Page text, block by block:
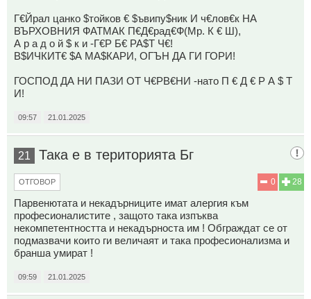
Г€Йрал цанко $тойков € $ъвипу$ник И ч€лов€к НА
ВЪРХОВНИЯ ФАТМАК П€Д€рад€Ф(Мр. К € Ш),
А р а д о й $ к и -Г€Р Б€ РА$Т Ч€!
В$ИЧКИТ€ $А МА$КАРИ, ОГЪН ДА ГИ ГОРИ!
ГОСПОД ДА НИ ПАЗИ ОТ Ч€РВ€НИ -нато П € Д € Р А $ Т
И!
09:57 21.01.2025
21 Така е в територията Бг
28
0
ОТГОВОР
Парвенютата и некадърниците имат алергия към
професионалистите , защото така изпъква
некомпетентността и некадърноста им ! Обграждат се от
подмазвачи които ги величаят и така професионализма и
бранша умират !
09:59 21.01.2025